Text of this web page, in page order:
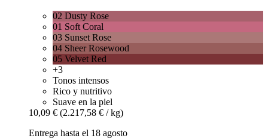
02 Dusty Rose
01 Soft Coral
03 Sunset Rose
04 Sheer Rosewood
05 Velvet Red
+3
Tonos intensos
Rico y nutritivo
Suave en la piel
10,09 € (2.217,58 € / kg)
Entrega hasta el 18 agosto